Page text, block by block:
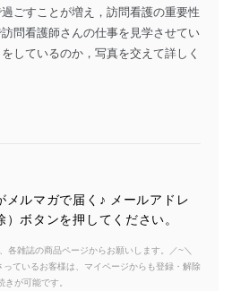
ごすことが増え，訪問看護の重要性
問看護師さんの仕事を見学させてい
しているのか，写真を交えて詳しく
メルマガで届く♪ メールアドレ
ボタンを押してください。
雑誌の商品ページからお願いします。／~＼
ているお客様は、マイページからも登録・解除
が可能です。